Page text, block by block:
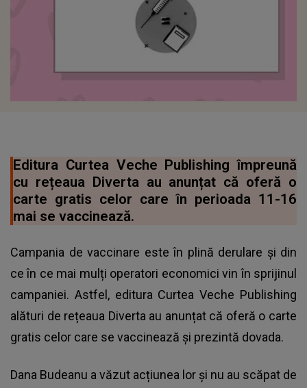
Editura Curtea Veche Publishing împreună
cu rețeaua Diverta au anunțat că oferă o
carte gratis celor care în perioada 11-16
mai se vaccinează.
Campania de vaccinare este în plină derulare și din
ce în ce mai mulți operatori economici vin în sprijinul
campaniei. Astfel, editura Curtea Veche Publishing
alături de rețeaua Diverta au anunțat că oferă o carte
gratis celor care se vaccinează și prezintă dovada.
Dana Budeanu a văzut acțiunea lor și nu au scăpat de